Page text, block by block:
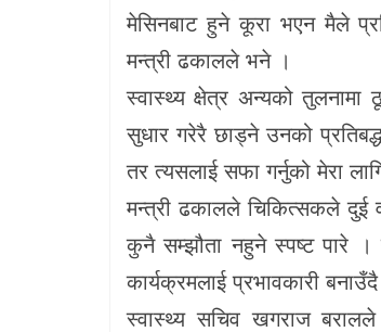
मेसिनबाट हुने कूरा भएन मैले
मन्त्री ढकालले भने ।
स्वास्थ्य क्षेत्र अन्यको
सुधार गरेरै छाड्ने उनको
तर त्यसलाई सफा गर्नुको मेरा
मन्त्री ढकालले चिकित्सकले दुई
कुनै सम्झौता नहुने स्पष्ट पारे ।
कार्यक्रमलाई प्रभावकारी
स्वास्थ्य सचिव खगराज